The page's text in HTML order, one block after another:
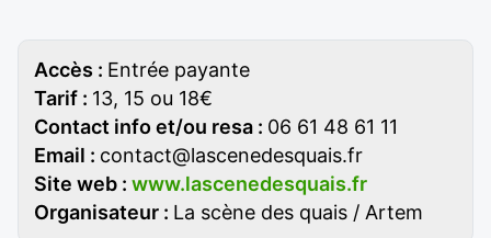
Accès : Entrée payante
Tarif : 13, 15 ou 18€
Contact info et/ou resa : 06 61 48 61 11
Email : contact@lascenedesquais.fr
Site web : www.lascenedesquais.fr
Organisateur : La scène des quais / Artem